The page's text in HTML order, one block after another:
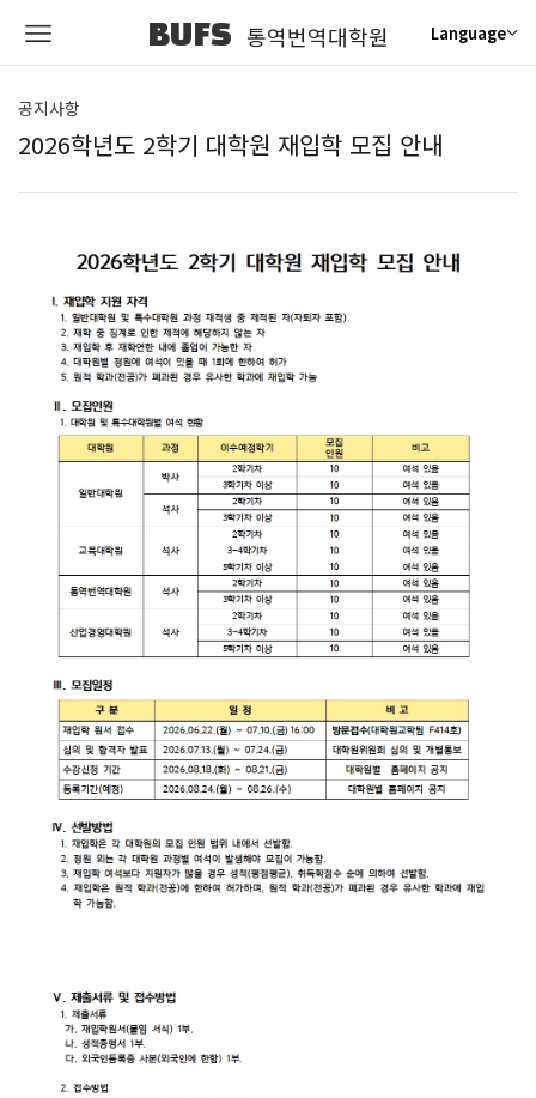
BUFS 통역번역대학원 Language
공지사항
2026학년도 2학기 대학원 재입학 모집 안내